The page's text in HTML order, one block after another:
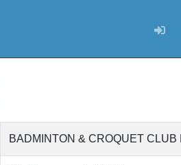
BADMINTON & CROQUET